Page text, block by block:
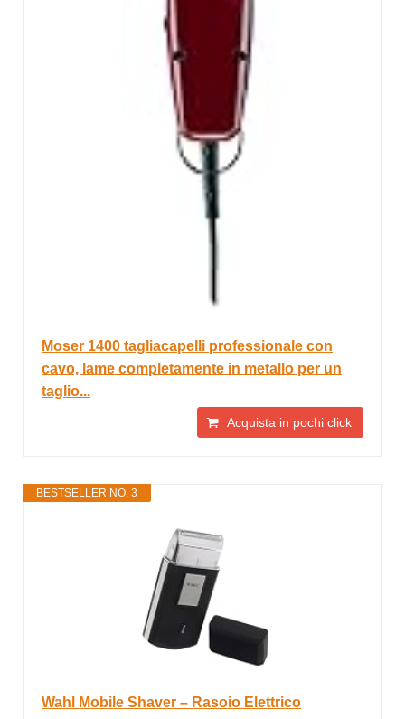
Moser 1400 tagliacapelli professionale con
cavo, lame completamente in metallo per un
taglio...
Acquista in pochi click
BESTSELLER NO. 3
Wahl Mobile Shaver – Rasoio Elettrico